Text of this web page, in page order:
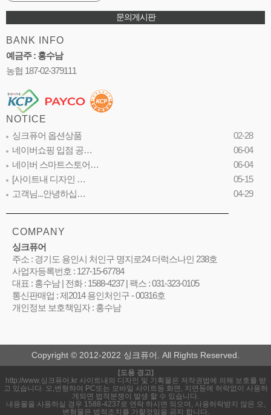
문의게시판
BANK INFO
예금주 : 홍수남
농협 187-02-379111
NOTICE
싱크퓨어 옵션상품
02-28
네이버쇼핑 입점 공…
06-04
네이버 스마트스토어…
06-04
[사이트내 디자인 …
05-15
고객님...안녕하십…
04-29
COMPANY
싱크퓨어
주소 : 경기도 용인시 처인구 명지로24 더럭스나인 238호
사업자등록번호 : 127-15-67784
대표 : 홍수남 | 전화 : 1588-4237 | 팩스 : 031-323-0105
통신판매업 : 제2014 용인처인구 - 00316호
개인정보 보호책임자 : 홍수남
Copyright © 2012-2022 싱크퓨어. All Rights Reserved.
[도용 경고]
http://www.싱크퓨어.kr 사이트내의 디자인 및 기획물은 저작권법에 의해 보호를 받
고 있습니다. 오,변형하여 PC또는 모바일 사이트등 화면, 지면등에 허락없이 사용하
게되면 법적분쟁이 발생 할 수 있습니다.
내용물을 사용하실 경우 1588-4237로 연락 하시면 되오며, 사용허락받지 않은 오,
변형물은 법적조치를 가할것임을 공지 합니다.